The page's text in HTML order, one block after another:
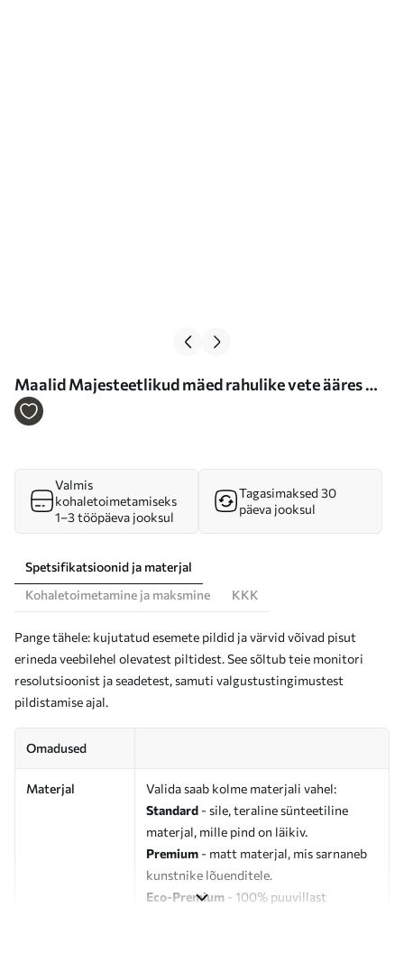
Maalid Majesteetlikud mäed rahulike vete ääres Nr
s36685
Valmis
kohaletoimetamiseks
1–3 tööpäeva jooksul
Tagasimaksed 30
päeva jooksul
Spetsifikatsioonid ja materjal
Kohaletoimetamine ja maksmine
KKK
Pange tähele: kujutatud esemete pildid ja värvid võivad pisut
erineda veebilehel olevatest piltidest. See sõltub teie monitori
resolutsioonist ja seadetest, samuti valgustustingimustest
pildistamise ajal.
Omadused
Materjal
Valida saab kolme materjali vahel:
Standard - sile, teraline sünteetiline
materjal, mille pind on läikiv.
Premium - matt materjal, mis sarnaneb
kunstnike lõuenditele.
Eco-Premium - 100% puuvillast